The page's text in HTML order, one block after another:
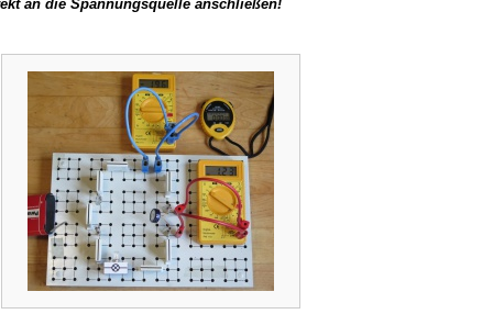
an die Spannungsquelle anschließen!